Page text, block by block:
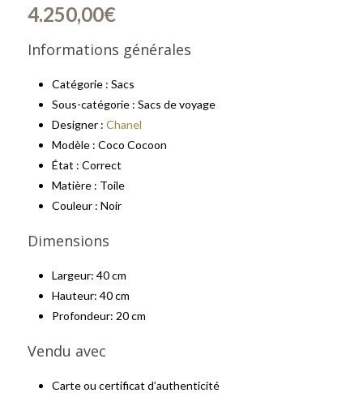
4.250,00€
Informations générales
Catégorie : Sacs
Sous-catégorie : Sacs de voyage
Designer : Chanel
Modèle : Coco Cocoon
État : Correct
Matière : Toile
Couleur : Noir
Dimensions
Largeur: 40 cm
Hauteur: 40 cm
Profondeur: 20 cm
Vendu avec
Carte ou certificat d’authenticité